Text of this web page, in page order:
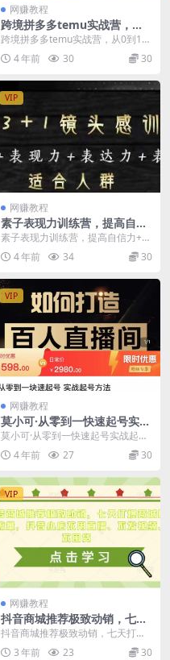
网赚教程
跨境拼多多temu实战营，从0
到1打造爆款，快速变现
跨境拼多多temu实战营，从0到1打
造爆款，快速变现 今年都说国内电
商越来越不好...
4 年前 30 30
VIP
网赚教程
素子表现力训练营，提高自信
力+表现力+表达力+表演人
设，打造个人魅力ip
素子表现力训练营，提高自信力+表
现力+表达力+表演人设，打造个人
魅力ip 告别无...
4 年前 34 30
VIP
网赚教程
莫小可·从零到一快速起号实战
起号方法，如何打造百人直播
莫小可·从零到一快速起号实战起号
方法，如何打造百人直播间（全套
课程+课件） 课程...
4 年前 27 30
VIP
网赚教程
抖音商城推荐极致动销，七天
打爆商城推荐流量，抖音小店
不用直播、不发视频、不囤货
抖音商城推荐极致动销，七天打爆
商城推荐流量，抖音小店不用直
3 年前 23 30